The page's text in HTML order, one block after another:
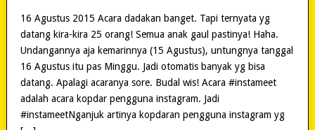
16 Agustus 2015 Acara dadakan banget. Tapi ternyata yg
datang kira-kira 25 orang! Semua anak gaul pastinya! Haha.
Undangannya aja kemarinnya (15 Agustus), untungnya tanggal
16 Agustus itu pas Minggu. Jadi otomatis banyak yg bisa
datang. Apalagi acaranya sore. Budal wis! Acara #instameet
adalah acara kopdar pengguna instagram. Jadi
#instameetNganjuk artinya kopdaran pengguna instagram yg